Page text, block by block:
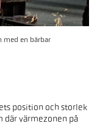
med en bärbar
position och storlek
där värmezonen på